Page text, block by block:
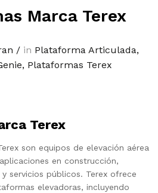
Marca Terex
/ in Plataforma Articulada,
, Plataformas Terex
Terex
son equipos de elevación aérea
en construcción,
servicios públicos. Terex ofrece
elevadoras, incluyendo